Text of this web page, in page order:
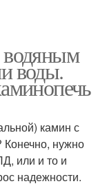
воды.
камин с
Конечно, нужно
или и то и
надежности.